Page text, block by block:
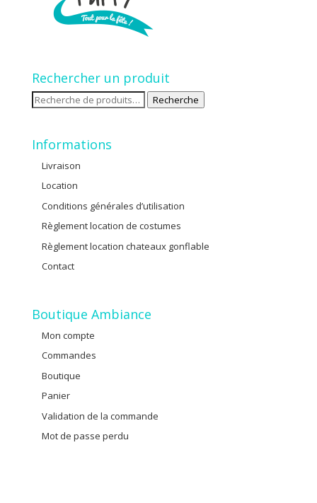
Rechercher un produit
Recherche
Recherche
Informations
Livraison
Location
Conditions générales d’utilisation
Règlement location de costumes
Règlement location chateaux gonflable
Contact
Boutique Ambiance
Mon compte
Commandes
Boutique
Panier
Validation de la commande
Mot de passe perdu